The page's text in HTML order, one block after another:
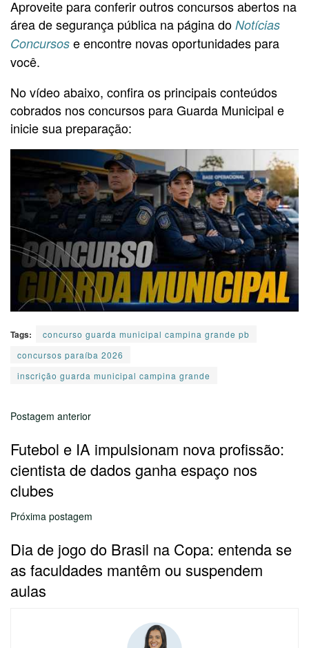
Aproveite para conferir outros concursos abertos na
área de segurança pública na página do Notícias
Concursos e encontre novas oportunidades para
você.
No vídeo abaixo, confira os principais conteúdos
cobrados nos concursos para Guarda Municipal e
inicie sua preparação:
Tags:
concurso guarda municipal campina grande pb
concursos paraíba 2026
inscrição guarda municipal campina grande
Postagem anterior
Futebol e IA impulsionam nova profissão:
cientista de dados ganha espaço nos
clubes
Próxima postagem
Dia de jogo do Brasil na Copa: entenda se
as faculdades mantêm ou suspendem
aulas